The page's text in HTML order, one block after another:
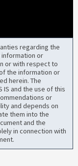
regarding the
or
or with respect to
the information or
herein. The
and the use of this
or
and depends on
them into the
and the
in connection with